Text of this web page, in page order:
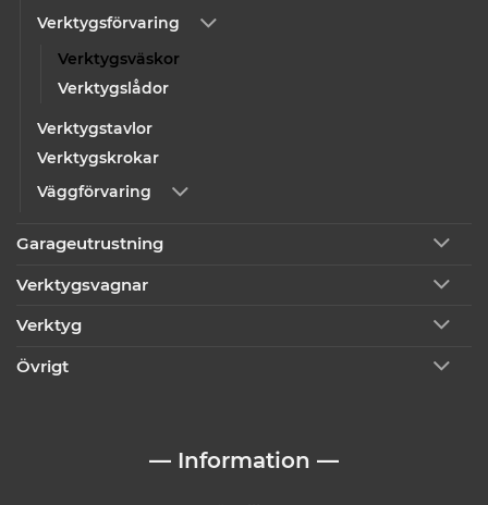
Verktygsförvaring
Verktygsväskor
Verktygslådor
Verktygstavlor
Verktygskrokar
Väggförvaring
Garageutrustning
Verktygsvagnar
Verktyg
Övrigt
— Information —